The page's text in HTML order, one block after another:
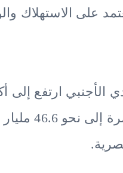
على الاستهلاك
الاستثمارات